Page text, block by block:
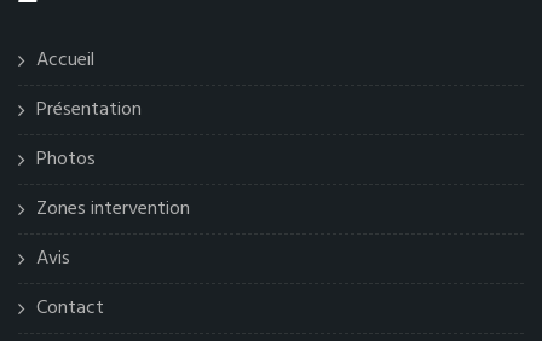
Accueil
Présentation
Photos
Zones intervention
Avis
Contact